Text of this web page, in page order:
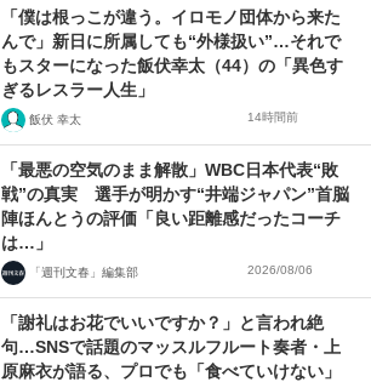
「僕は根っこが違う。イロモノ団体から来た
んで」新日に所属しても“外様扱い”…それで
もスターになった飯伏幸太（44）の「異色す
ぎるレスラー人生」
飯伏 幸太 14時間前
「最悪の空気のまま解散」WBC日本代表“敗
戦”の真実 選手が明かす“井端ジャパン”首脳
陣ほんとうの評価「良い距離感だったコーチ
は…」
「週刊文春」編集部 2026/08/06
「謝礼はお花でいいですか？」と言われ絶
句…SNSで話題のマッスルフルート奏者・上
原麻衣が語る、プロでも「食べていけない」